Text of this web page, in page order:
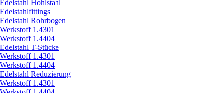
Edelstahl Hohlstahl
Edelstahlfittings
Edelstahl Rohrbogen
Werkstoff 1.4301
Werkstoff 1.4404
Edelstahl T-Stücke
Werkstoff 1.4301
Werkstoff 1.4404
Edelstahl Reduzierung
Werkstoff 1.4301